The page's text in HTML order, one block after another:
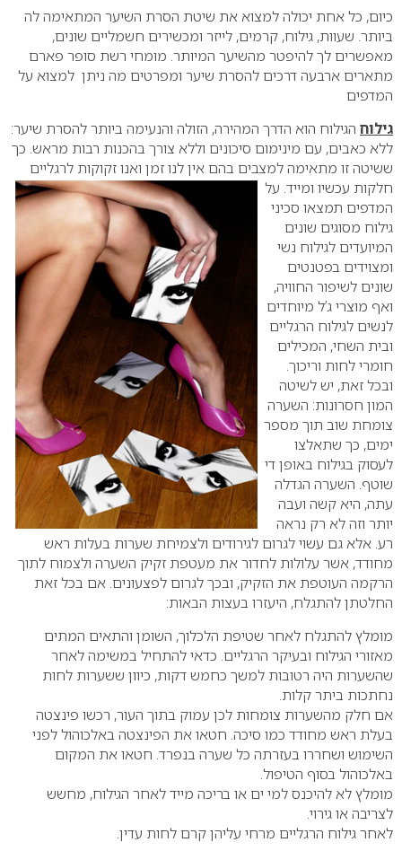
כיום, כל אחת יכולה למצוא את שיטת הסרת השיער המתאימה לה
ביותר. שעוות, גילוח, קרמים, לייזר ומכשירים חשמליים שונים,
מאפשרים לך להיפטר מהשיער המיותר. מומחי רשת סופר פארם
מתארים ארבעה דרכים להסרת שיער ומפרטים מה ניתן למצוא על
המדפים
גילוח הגילוח הוא הדרך המהירה, הזולה והנעימה ביותר להסרת שיער:
ללא כאבים, עם מינימום סיכונים וללא צורך בהכנות רבות מראש. כך
ששיטה זו מתאימה למצבים בהם אין לנו זמן ואנו זקוקות לרגליים
חלקות עכשיו ומייד. על
המדפים תמצאו סכיני
גילוח מסוגים שונים
המיועדים לגילוח נשי
ומצוידים בפטנטים
שונים לשיפור החוויה,
ואף מוצרי ג’ל מיוחדים
לנשים לגילוח הרגליים
ובית השחי, המכילים
חומרי לחות וריכוך.
ובכל זאת, יש לשיטה
המון חסרונות: השערה
צומחת שוב תוך מספר
ימים, כך שתאלצו
לעסוק בגילוח באופן די
שוטף. השערה הגדלה
עתה, היא קשה ועבה
יותר וזה לא רק נראה
רע. אלא גם עשוי לגרום לגירודים ולצמיחת שערות בעלות ראש
מחודד, אשר עלולות לחדור את מעטפת זקיק השערה ולצמוח לתוך
הרקמה העוטפת את הזקיק, ובכך לגרום לפצעונים. אם בכל זאת
החלטתן להתגלח, היעזרו בעצות הבאות:
מומלץ להתגלח לאחר שטיפת הלכלוך, השומן והתאים המתים
מאזורי הגילוח ובעיקר הרגליים. כדאי להתחיל במשימה לאחר
שהשערות היה רטובות למשך כחמש דקות, כיוון ששערות לחות
נחתכות ביתר קלות.
אם חלק מהשערות צומחות לכן עמוק בתוך העור, רכשו פינצטה
בעלת ראש מחודד כמו סיכה. חטאו את הפינצטה באלכוהול לפני
השימוש ושחררו בעזרתה כל שערה בנפרד. חטאו את המקום
באלכוהול בסוף הטיפול.
מומלץ לא להיכנס למי ים או בריכה מייד לאחר הגילוח, מחשש
לצריבה או גירוי.
לאחר גילוח הרגליים מרחי עליהן קרם לחות עדין.